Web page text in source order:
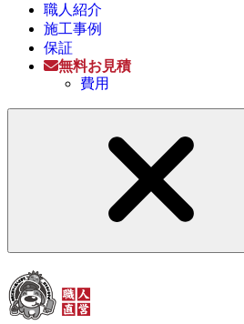
職人紹介
施工事例
保証
無料お見積
費用